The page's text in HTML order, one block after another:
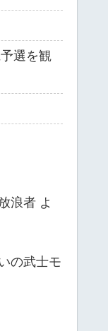
選を観
浪者 よ
の武士モ